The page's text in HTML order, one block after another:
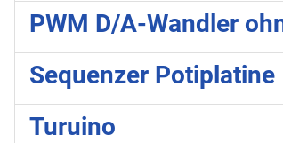
PWM D/A-Wandler
Sequenzer Potiplatine
Turuino